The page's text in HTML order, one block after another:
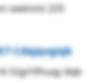
seeinmt 233
Cdajqvgiqb
Gigrhfhuqy dqb